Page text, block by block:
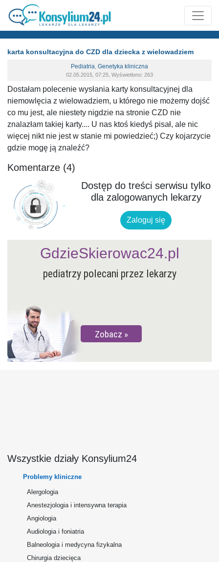
karta konsultacyjna do CZD dla dziecka z wielowadziem
Pediatria, Genetyka kliniczna
02.05.2015, 07:25, Wyświetlono: 263
Dostałam polecenie wysłania karty konsultacyjnej dla
niemowlęcia z wielowadziem, u którego nie możemy dojść
co mu jest, ale niestety nigdzie na stronie CZD nie
znalazłam takiej karty.... U nas ktoś kiedyś pisał, ale nic
więcej nikt nie jest w stanie mi powiedzieć;) Czy kojarzycie
gdzie mogę ją znaleźć?
Komentarze (4)
Dostęp do treści serwisu tylko
dla zalogowanych lekarzy
Zaloguj się
pediatrzy polecani przez lekarzy
Zobacz
GdzieSkierowac24.pl
Wszystkie działy Konsylium24
Problemy kliniczne
Alergologia
Anestezjologia i intensywna terapia
Angiologia
Audiologia i foniatria
Balneologia i medycyna fizykalna
Chirurgia dziecięca